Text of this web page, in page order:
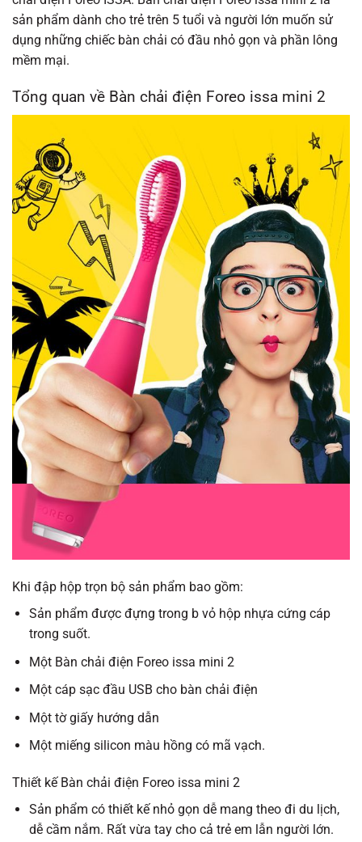
sản phẩm dành cho trẻ trên 5 tuổi và người lớn muốn sử
dụng những chiếc bàn chải có đầu nhỏ gọn và phần lông
mềm mại.
Tổng quan về Bàn chải điện Foreo issa mini 2
Khi đập hộp trọn bộ sản phẩm bao gồm:
Sản phẩm được đựng trong b vỏ hộp nhựa cứng cáp
trong suốt.
Một Bàn chải điện Foreo issa mini 2
Một cáp sạc đầu USB cho bàn chải điện
Một tờ giấy hướng dẫn
Một miếng silicon màu hồng có mã vạch.
Thiết kế Bàn chải điện Foreo issa mini 2
Sản phẩm có thiết kế nhỏ gọn dễ mang theo đi du lịch,
dễ cầm nắm. Rất vừa tay cho cả trẻ em lẫn người lớn.